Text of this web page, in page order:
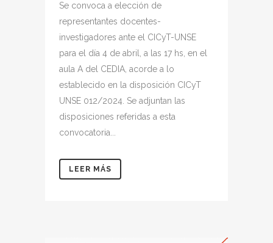
Se convoca a elección de
representantes docentes-
investigadores ante el CICyT-UNSE
para el día 4 de abril, a las 17 hs, en el
aula A del CEDIA, acorde a lo
establecido en la disposición CICyT
UNSE 012/2024. Se adjuntan las
disposiciones referidas a esta
convocatoria...
LEER MÁS